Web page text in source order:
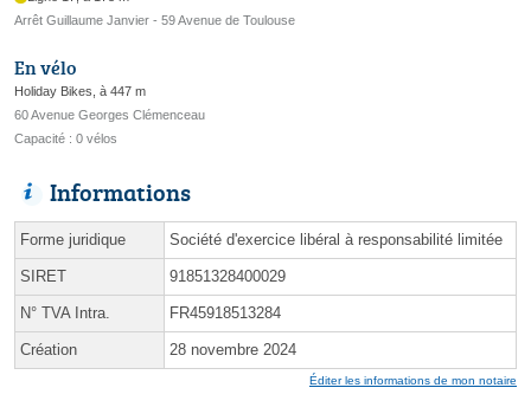
Arrêt Guillaume Janvier - 59 Avenue de Toulouse
En vélo
Holiday Bikes, à 447 m
60 Avenue Georges Clémenceau
Capacité : 0 vélos
Informations
Forme juridique Société d'exercice libéral à responsabilité limitée
SIRET 91851328400029
N° TVA Intra. FR45918513284
Création 28 novembre 2024
Éditer les informations de mon notaire